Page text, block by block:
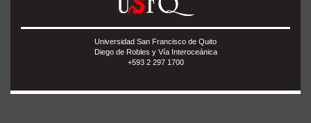
Universidad San Francisco de Quito
Diego de Robles y Vía Interoceánica
+593 2 297 1700